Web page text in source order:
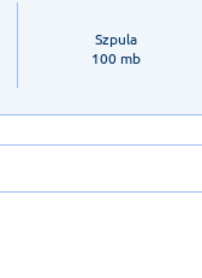
Szpula
100 mb